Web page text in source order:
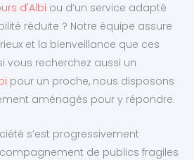
d'Albi ou d’un service adapté
réduite ? Notre équipe assure
et la bienveillance que ces
vous recherchez aussi un
pour un proche, nous disposons
aménagés pour y répondre.
s’est progressivement
de publics fragiles